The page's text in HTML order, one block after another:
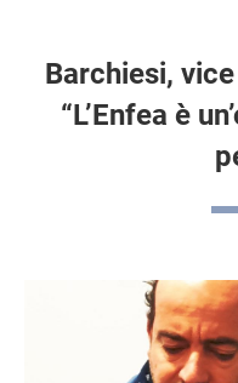
Barchiesi,
“L’Enfea è